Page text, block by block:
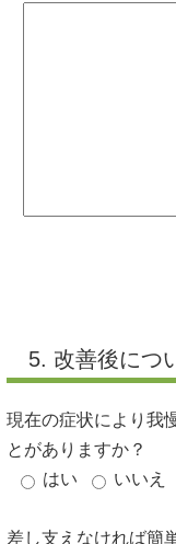
5. 改善後につ
現在の症状により我
とがありますか？
はい
いいえ
差し支えなければ簡